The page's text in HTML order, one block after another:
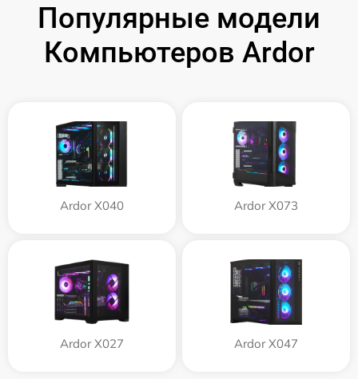
Популярные модели
Компьютеров Ardor
Ardor X040 Ardor X073
Ardor X027 Ardor X047